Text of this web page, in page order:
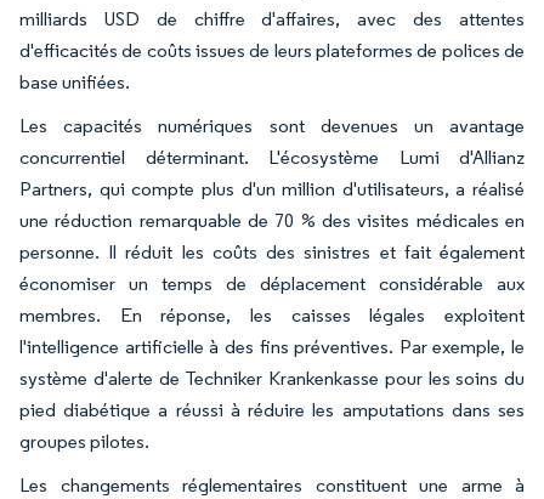
milliards USD de chiffre d'affaires, avec des attentes
d'efficacités de coûts issues de leurs plateformes de polices de
base unifiées.
Les capacités numériques sont devenues un avantage
concurrentiel déterminant. L'écosystème Lumi d'Allianz
Partners, qui compte plus d'un million d'utilisateurs, a réalisé
une réduction remarquable de 70 % des visites médicales en
personne. Il réduit les coûts des sinistres et fait également
économiser un temps de déplacement considérable aux
membres. En réponse, les caisses légales exploitent
l'intelligence artificielle à des fins préventives. Par exemple, le
système d'alerte de Techniker Krankenkasse pour les soins du
pied diabétique a réussi à réduire les amputations dans ses
groupes pilotes.
Les changements réglementaires constituent une arme à